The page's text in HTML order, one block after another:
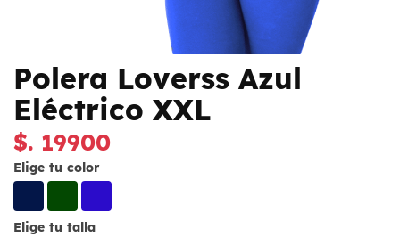
Polera Loverss Azul
Eléctrico XXL
$. 19900
Elige tu color
Elige tu talla